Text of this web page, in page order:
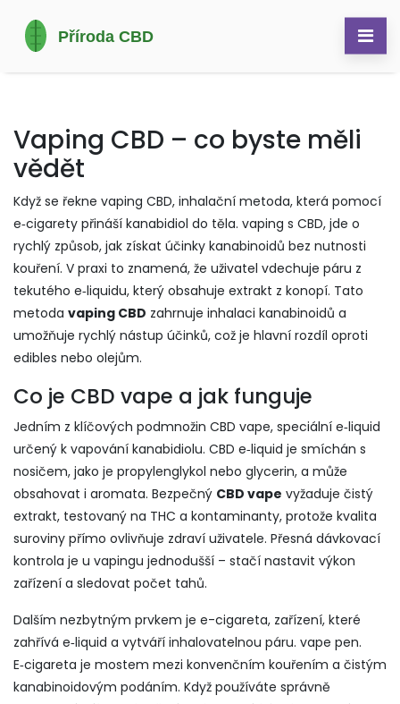
Vaping CBD – co byste měli
vědět
Když se řekne vaping CBD, inhalační metoda, která pomocí
e‑cigarety přináší kanabidiol do těla. vaping s CBD, jde o
rychlý způsob, jak získat účinky kanabinoidů bez nutnosti
kouření. V praxi to znamená, že uživatel vdechuje páru z
tekutého e‑liquidu, který obsahuje extrakt z konopí. Tato
metoda vaping CBD zahrnuje inhalaci kanabinoidů a
umožňuje rychlý nástup účinků, což je hlavní rozdíl oproti
edibles nebo olejům.
Co je CBD vape a jak funguje
Jedním z klíčových podmnožin CBD vape, speciální e‑liquid
určený k vapování kanabidiolu. CBD e‑liquid je smíchán s
nosičem, jako je propylenglykol nebo glycerin, a může
obsahovat i aromata. Bezpečný CBD vape vyžaduje čistý
extrakt, testovaný na THC a kontaminanty, protože kvalita
suroviny přímo ovlivňuje zdraví uživatele. Přesná dávkovací
kontrola je u vapingu jednodušší – stačí nastavit výkon
zařízení a sledovat počet tahů.
Dalším nezbytným prvkem je e-cigareta, zařízení, které
zahřívá e‑liquid a vytváří inhalovatelnou páru. vape pen.
E‑cigareta je mostem mezi konvenčním kouřením a čistým
kanabinoidovým podáním. Když používáte správně